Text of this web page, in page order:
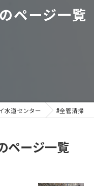
ページ一覧
水道センター #全管清掃
ページ一覧